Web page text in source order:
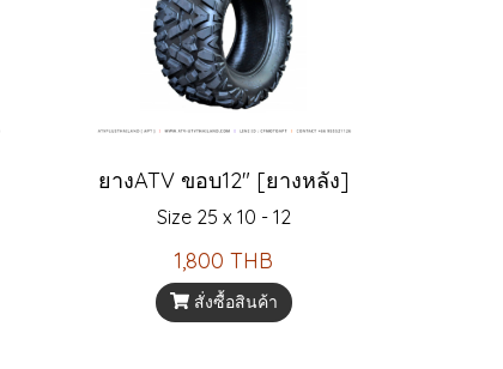
ยางATV ขอบ12" [ยางหลัง]
Size 25 x 10 - 12
1,800 THB
สั่งซื้อสินค้า